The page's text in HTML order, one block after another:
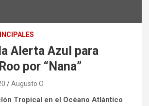
Alerta Azul para
por “Nana”
Augusto O
Tropical en el Océano Atlántico